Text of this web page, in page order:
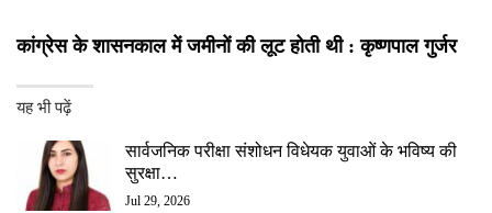
कांग्रेस के शासनकाल में जमीनों की लूट होती थी : कृष्णपाल गुर्जर
यह भी पढ़ें
सार्वजनिक परीक्षा संशोधन विधेयक युवाओं के भविष्य की
सुरक्षा…
Jul 29, 2026